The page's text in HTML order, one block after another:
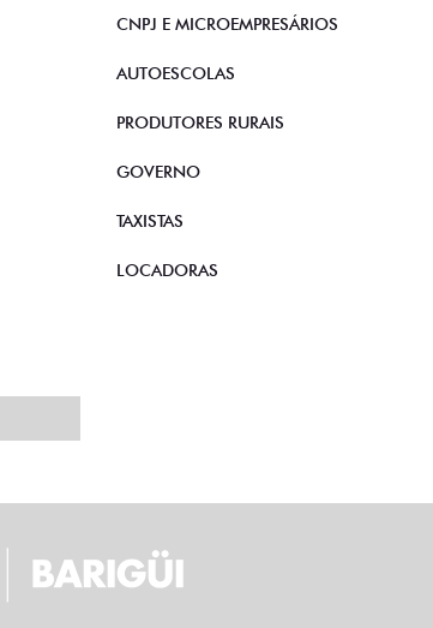
CNPJ E MICROEMPRESÁRIOS
AUTOESCOLAS
PRODUTORES RURAIS
GOVERNO
TAXISTAS
LOCADORAS